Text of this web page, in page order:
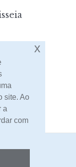
site. Ao
a
com
x